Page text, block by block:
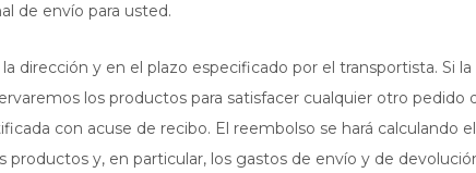
de envío para usted.
dirección y en el plazo especificado por el transportista. Si
los productos para satisfacer cualquier otro pedido
con acuse de recibo. El reembolso se hará calculando
y, en particular, los gastos de envío y de